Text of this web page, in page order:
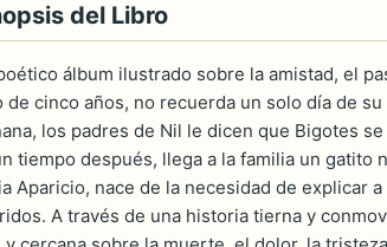
del Libro
álbum ilustrado sobre la amistad, el
de cinco años, no recuerda un solo día de
los padres de Nil le dicen que Bigotes
tiempo después, llega a la familia un
Aparicio, nace de la necesidad de explicar
A través de una historia tierna y